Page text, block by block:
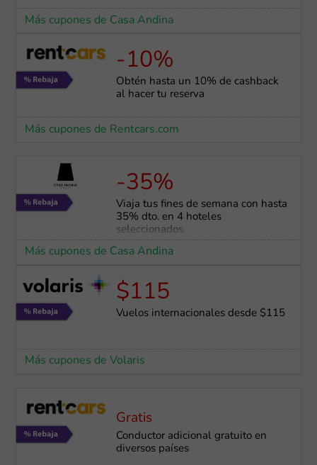
Más cupones de Casa Andina
-10%
Obtén hasta un 10% de cashback
al hacer tu reserva
Más cupones de Rentcars.com
-35%
Viaja tus fines de semana con hasta
35% dto. en 4 hoteles
seleccionados.
Más cupones de Casa Andina
$115
Vuelos internacionales desde $115
Más cupones de Volaris
Gratis
Conductor adicional gratuito en
diversos países